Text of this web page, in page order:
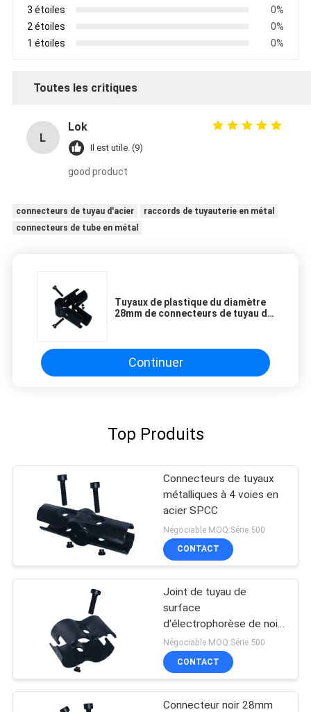
3 étoiles
0%
2 étoiles
0%
1 étoiles
0%
Toutes les critiques
L
Lok
Il est utile. (9)
good product
connecteurs de tuyau d'acier
raccords de tuyauterie en métal
connecteurs de tube en métal
Tuyaux de plastique du diamètre
28mm de connecteurs de tuyau de
Continuer
Top Produits
Connecteurs de tuyaux
métalliques à 4 voies en
acier SPCC
Négociable MOQ:Série 500
CONTACT
Joint de tuyau de
surface
d'électrophorèse de noir
de connecteur de tuyau
en métal pour le tuyau
composé
Négociable MOQ:Série 500
CONTACT
Connecteur noir 28mm